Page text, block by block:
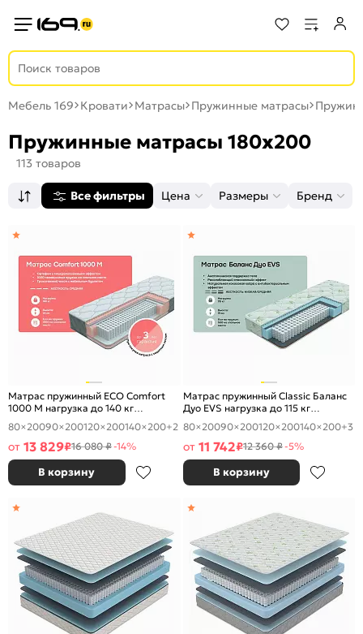
Мебель 169 Кровати Матрасы Пружинные матрасы
Пружинные матрасы 180x200
113 товаров
Все фильтры Цена Размеры Бренд
Матрас пружинный ECO Comfort
1000 M нагрузка до 140 кг
1800x2000
80×20090×200120×200140×200+2
от 13 829₽16 080 ₽-14%
В корзину
Матрас пружинный Classic Баланс
Дуо EVS нагрузка до 115 кг
1800x2000
80×20090×200120×200140×200+3
от 11 742₽12 360 ₽-5%
В корзину